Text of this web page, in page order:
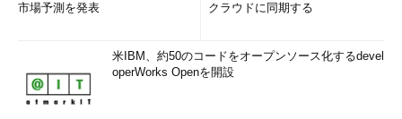
市場予測を発表 クラウドに同期する
米IBM、約50のコードをオープンソース化するdevel
operWorks Openを開設